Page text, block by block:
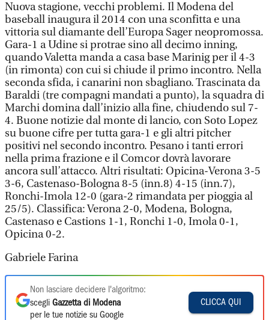
Nuova stagione, vecchi problemi. Il Modena del
baseball inaugura il 2014 con una sconfitta e una
vittoria sul diamante dell’Europa Sager neopromossa.
Gara-1 a Udine si protrae sino all decimo inning,
quando Valetta manda a casa base Marinig per il 4-3
(in rimonta) con cui si chiude il primo incontro. Nella
seconda sfida, i canarini non sbagliano. Trascinata da
Baraldi (tre compagni mandati a punto), la squadra di
Marchi domina dall’inizio alla fine, chiudendo sul 7-
4. Buone notizie dal monte di lancio, con Soto Lopez
su buone cifre per tutta gara-1 e gli altri pitcher
positivi nel secondo incontro. Pesano i tanti errori
nella prima frazione e il Comcor dovrà lavorare
ancora sull’attacco. Altri risultati: Opicina-Verona 3-5
3-6, Castenaso-Bologna 8-5 (inn.8) 4-15 (inn.7),
Ronchi-Imola 12-0 (gara-2 rimandata per pioggia al
25/5). Classifica: Verona 2-0, Modena, Bologna,
Castenaso e Castions 1-1, Ronchi 1-0, Imola 0-1,
Opicina 0-2.
Gabriele Farina
Non lasciare decidere l'algoritmo:
scegli Gazzetta di Modena
per le tue notizie su Google
CLICCA QUI